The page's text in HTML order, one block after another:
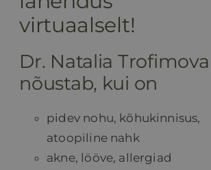
KKK
virtuaalselt!
Dr. Natalia Trofimova
nõustab, kui on
pidev nohu, kõhukinnisus,
atoopiline nahk
akne, lööve, allergiad